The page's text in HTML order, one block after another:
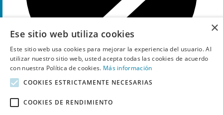
Ir a la oferta
×
Ese sitio web utiliza cookies
Este sitio web usa cookies para mejorar la experiencia del usuario. Al
utilizar nuestro sitio web, usted acepta todas las cookies de acuerdo
con nuestra Política de cookies. Más información
COOKIES ESTRICTAMENTE NECESARIAS
COOKIES DE RENDIMIENTO